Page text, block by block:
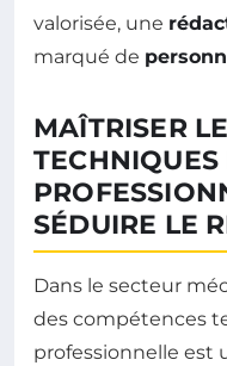
valorisée, une
marqué de
MAÎTRISER
TECHNIQUES
SÉDUIRE LE
Dans le secteur
des compétences
professionnelle est